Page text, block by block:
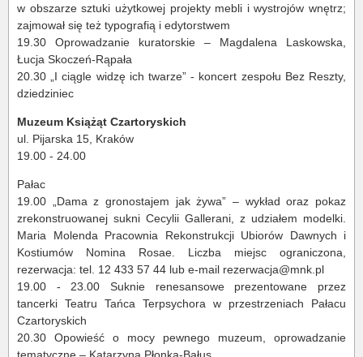
w obszarze sztuki użytkowej projekty mebli i wystrojów wnętrz;
zajmował się też typografią i edytorstwem
19.30 Oprowadzanie kuratorskie – Magdalena Laskowska,
Łucja Skoczeń-Rąpała
20.30 „I ciągle widzę ich twarze” - koncert zespołu Bez Reszty,
dziedziniec
Muzeum Książąt Czartoryskich
ul. Pijarska 15, Kraków
19.00 - 24.00
Pałac
19.00 „Dama z gronostajem jak żywa” – wykład oraz pokaz
zrekonstruowanej sukni Cecylii Gallerani, z udziałem modelki.
Maria Molenda Pracownia Rekonstrukcji Ubiorów Dawnych i
Kostiumów Nomina Rosae. Liczba miejsc ograniczona,
rezerwacja: tel. 12 433 57 44 lub e-mail rezerwacja@mnk.pl
19.00 - 23.00 Suknie renesansowe prezentowane przez
tancerki Teatru Tańca Terpsychora w przestrzeniach Pałacu
Czartoryskich
20.30 Opowieść o mocy pewnego muzeum, oprowadzanie
tematyczne – Katarzyna Płonka-Bałus